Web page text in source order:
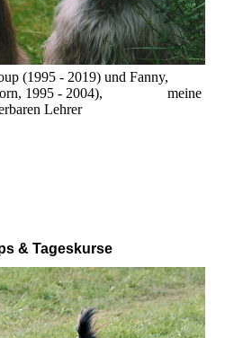
(1995 - 2019) und Fanny,
1995 - 2004), meine
Lehrer
& Tageskurse